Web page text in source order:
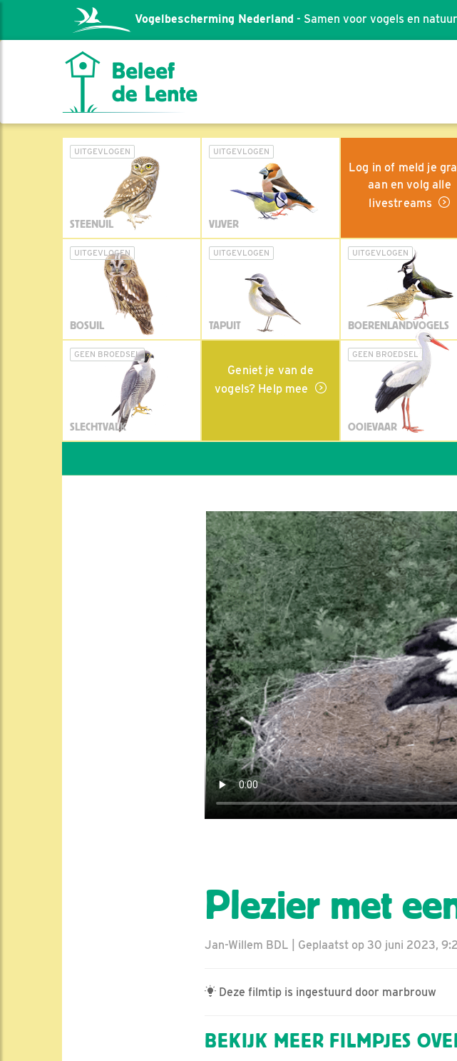
Vogelbescherming Nederland - Samen voor vogels en natuur
UITGEVLOGEN
STEENUIL
UITGEVLOGEN
VIJVER
Log in of meld je
aan en volg alle
livestreams
UITGEVLOGEN
BOSUIL
UITGEVLOGEN
TAPUIT
UITGEVLOGEN
BOERENLANDVOGELS
GEEN BROEDSEL
SLECHTVALK
Geniet je van de
vogels? Help mee
GEEN BROEDSEL
OOIEVAAR
Plezier met
Jan-Willem BDL | Geplaatst op 30 juni 2023,
Deze filmtip is ingestuurd door marbrouw
BEKIJK MEER FILMPJES